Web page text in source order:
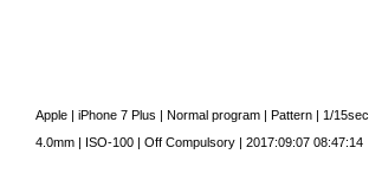
Apple | iPhone 7 Plus | Normal program | Pattern | 1/15sec
4.0mm | ISO-100 | Off Compulsory | 2017:09:07 08:47:14